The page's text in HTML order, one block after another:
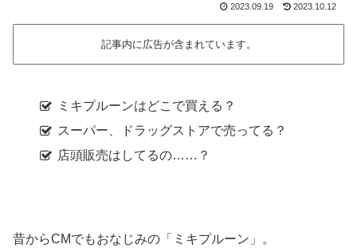
2023.09.19 2023.10.12
記事内に広告が含まれています。
ミキプルーンはどこで買える？
スーパー、ドラッグストアで売ってる？
店頭販売はしてるの……？
昔からCMでもおなじみの「ミキプルーン」。